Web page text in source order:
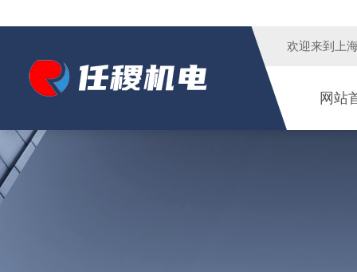
欢迎来到 上
网站